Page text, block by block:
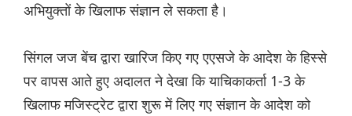
अभियुक्तों के खिलाफ संज्ञान ले सकता है।
सिंगल जज बेंच द्वारा खारिज किए गए एएसजे के आदेश के हिस्से
पर वापस आते हुए अदालत ने देखा कि याचिकाकर्ता 1-3 के
खिलाफ मजिस्ट्रेट द्वारा शुरू में लिए गए संज्ञान के आदेश को